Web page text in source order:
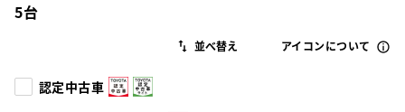
5台
アイコンについて
認定中古車